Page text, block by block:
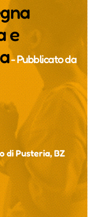
e
- Pubblicato da
di Pusteria, BZ